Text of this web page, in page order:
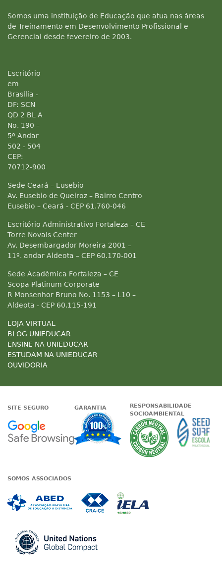
Somos uma instituição de Educação que atua nas áreas
de Treinamento em Desenvolvimento Profissional e
Gerencial desde fevereiro de 2003.
Escritório
em
Brasília -
DF: SCN
QD 2 BL A
No. 190 –
5º Andar
502 - 504
CEP:
70712-900
Sede Ceará – Eusebio
Av. Eusebio de Queiroz – Bairro Centro
Eusebio – Ceará - CEP 61.760-046
Escritório Administrativo Fortaleza – CE
Torre Novais Center
Av. Desembargador Moreira 2001 –
11º. andar Aldeota – CEP 60.170-001
Sede Acadêmica Fortaleza – CE
Scopa Platinum Corporate
R Monsenhor Bruno No. 1153 – L10 –
Aldeota - CEP 60.115-191
LOJA VIRTUAL
BLOG UNIEDUCAR
ENSINE NA UNIEDUCAR
ESTUDAM NA UNIEDUCAR
OUVIDORIA
SITE SEGURO
Google - Status do site no
GARANTIA
Garantia de
RESPONSABILIDADE
SOCIOAMBIENTAL
A
SOMOS ASSOCIADOS